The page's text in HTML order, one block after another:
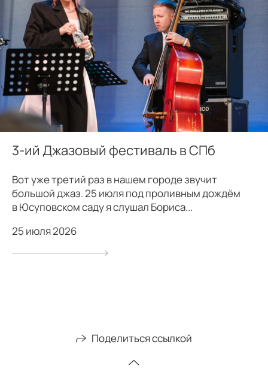
3-ий Джазовый фестиваль в СПб
Вот уже третий раз в нашем городе звучит
большой джаз. 25 июля под проливным дождём
в Юсуповском саду я слушал Бориса...
25 июля 2026
Поделиться ссылкой